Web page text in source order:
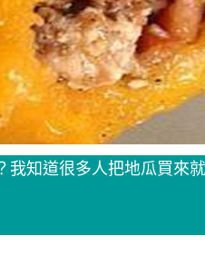
我知道很多人把地瓜買來